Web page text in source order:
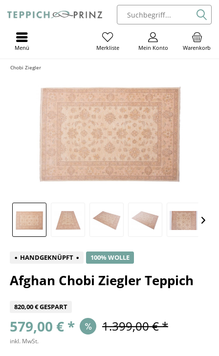
Warenkorb
Mein Konto
Merkliste
Menü
Chobi Ziegler
HANDGEKNÜPFT 100% WOLLE
Afghan Chobi Ziegler Teppich
820,00 € GESPART
579,00 € * 1.399,00 € *
inkl. MwSt.